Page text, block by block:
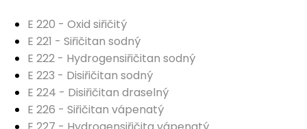
E 220 - Oxid siřičitý
E 221 - Siřičitan sodný
E 222 - Hydrogensiřičitan sodný
E 223 - Disiřičitan sodný
E 224 - Disiřičitan draselný
E 226 - Siřičitan vápenatý